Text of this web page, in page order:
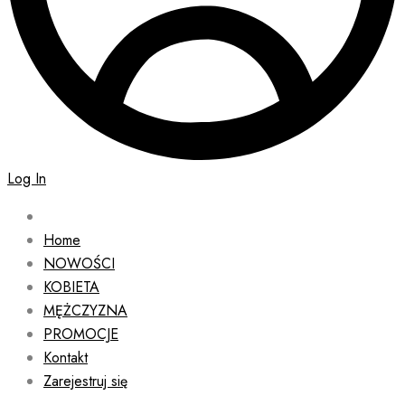
Log In
Home
NOWOŚCI
KOBIETA
MĘŻCZYZNA
PROMOCJE
Kontakt
Zarejestruj się